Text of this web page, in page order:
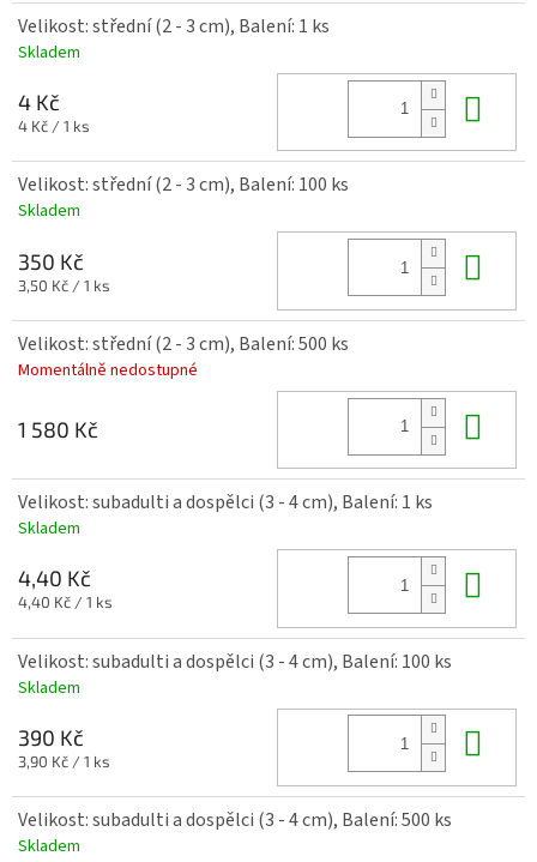
Velikost: střední (2 - 3 cm), Balení: 1 ks
Skladem
4 Kč
Měrná
4 Kč / 1 ks
Velikost: střední (2 - 3 cm), Balení: 100 ks
Skladem
350 Kč
Měrná
3,50 Kč / 1 ks
Velikost: střední (2 - 3 cm), Balení: 500 ks
Momentálně nedostupné
1 580 Kč
Velikost: subadulti a dospělci (3 - 4 cm), Balení: 1 ks
Skladem
4,40 Kč
Měrná
4,40 Kč / 1 ks
Velikost: subadulti a dospělci (3 - 4 cm), Balení: 100 ks
Skladem
390 Kč
Měrná
3,90 Kč / 1 ks
Velikost: subadulti a dospělci (3 - 4 cm), Balení: 500 ks
Skladem